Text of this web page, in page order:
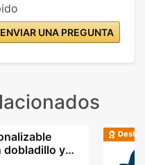
ENVIAR UNA PREGUNTA
dobladillo y